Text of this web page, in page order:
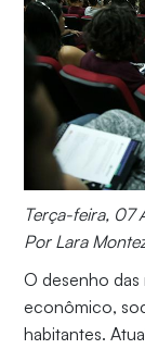
Terça-feira, 07
Por Lara
O desenho das
econômico,
habitantes.